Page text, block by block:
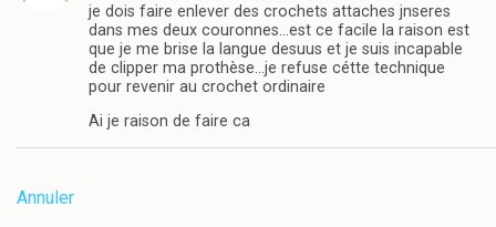
je dois faire enlever des crochets attaches jnseres
dans mes deux couronnes…est ce facile la raison est
que je me brise la langue desuus et je suis incapable
de clipper ma prothèse…je refuse cétte technique
pour revenir au crochet ordinaire
Ai je raison de faire ca
Annuler